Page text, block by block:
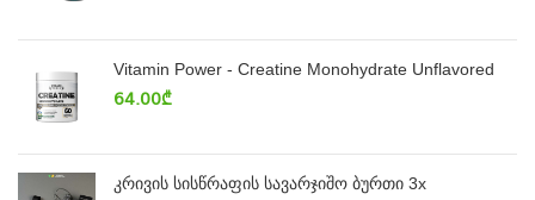
Vitamin Power - Creatine Monohydrate Unflavored
64.00₾
კრივის სისწრაფის სავარჯიშო ბურთი 3x